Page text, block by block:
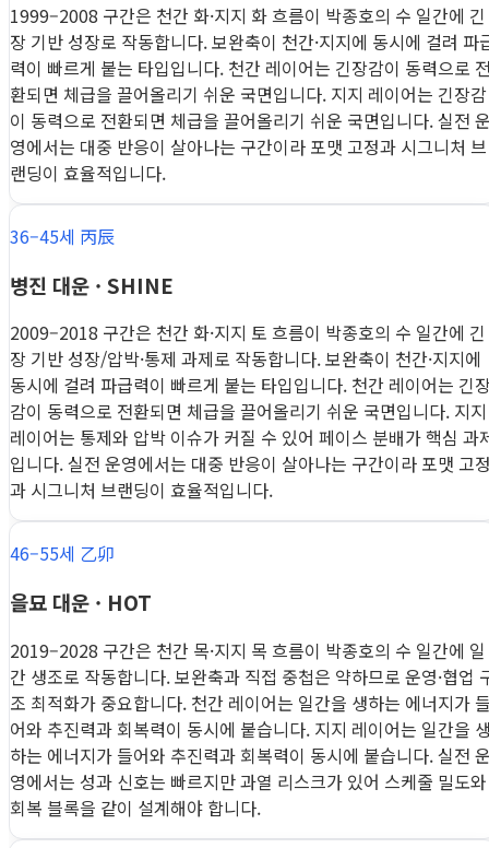
1999–2008 구간은 천간 화·지지 화 흐름이 박종호의 수 일간에 긴
장 기반 성장로 작동합니다. 보완축이 천간·지지에 동시에 걸려 파
력이 빠르게 붙는 타입입니다. 천간 레이어는 긴장감이 동력으로
환되면 체급을 끌어올리기 쉬운 국면입니다. 지지 레이어는 긴장감
이 동력으로 전환되면 체급을 끌어올리기 쉬운 국면입니다. 실전
영에서는 대중 반응이 살아나는 구간이라 포맷 고정과 시그니처 브
랜딩이 효율적입니다.
36–45세 丙辰
병진 대운 · SHINE
2009–2018 구간은 천간 화·지지 토 흐름이 박종호의 수 일간에 긴
장 기반 성장/압박·통제 과제로 작동합니다. 보완축이 천간·지지에
동시에 걸려 파급력이 빠르게 붙는 타입입니다. 천간 레이어는 긴
감이 동력으로 전환되면 체급을 끌어올리기 쉬운 국면입니다. 지지
레이어는 통제와 압박 이슈가 커질 수 있어 페이스 분배가 핵심 과
입니다. 실전 운영에서는 대중 반응이 살아나는 구간이라 포맷 고
과 시그니처 브랜딩이 효율적입니다.
46–55세 乙卯
을묘 대운 · HOT
2019–2028 구간은 천간 목·지지 목 흐름이 박종호의 수 일간에 일
간 생조로 작동합니다. 보완축과 직접 중첩은 약하므로 운영·협업
조 최적화가 중요합니다. 천간 레이어는 일간을 생하는 에너지가
어와 추진력과 회복력이 동시에 붙습니다. 지지 레이어는 일간을
하는 에너지가 들어와 추진력과 회복력이 동시에 붙습니다. 실전
영에서는 성과 신호는 빠르지만 과열 리스크가 있어 스케줄 밀도와
회복 블록을 같이 설계해야 합니다.